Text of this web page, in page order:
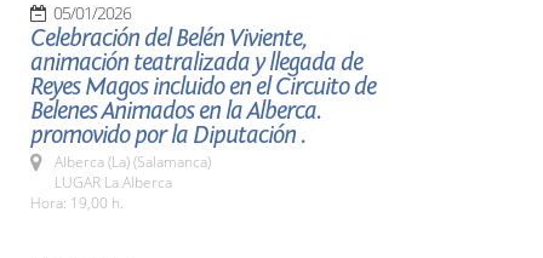
05/01/2026
Celebración del Belén Viviente,
animación teatralizada y llegada de
Reyes Magos incluido en el Circuito de
Belenes Animados en la Alberca.
promovido por la Diputación .
Alberca (La) (Salamanca)
LUGAR La Alberca
Hora: 19,00 h.